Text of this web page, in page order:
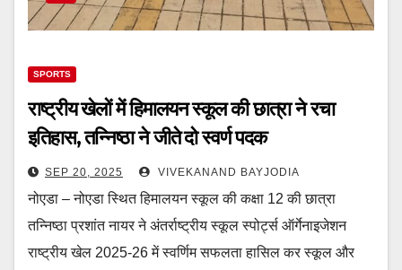
SPORTS
राष्ट्रीय खेलों में हिमालयन स्कूल की छात्रा ने रचा
इतिहास, तन्निष्ठा ने जीते दो स्वर्ण पदक
SEP 20, 2025 VIVEKANAND BAYJODIA
नोएडा – नोएडा स्थित हिमालयन स्कूल की कक्षा 12 की छात्रा
तन्निष्ठा प्रशांत नायर ने अंतर्राष्ट्रीय स्कूल स्पोर्ट्स ऑर्गेनाइजेशन
राष्ट्रीय खेल 2025-26 में स्वर्णिम सफलता हासिल कर स्कूल और